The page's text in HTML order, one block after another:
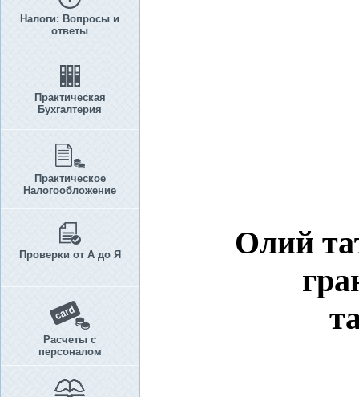
Налоги: Вопросы и
ответы
Практическая
Бухгалтерия
Практическое
Налогообложение
Проверки от А до Я
Расчеты с
персоналом
Олий